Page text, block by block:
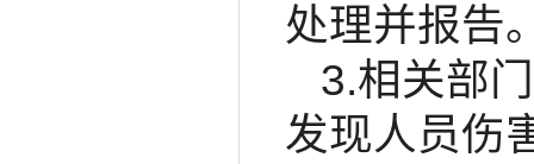
处理并报告
3.相关部
发现人员伤